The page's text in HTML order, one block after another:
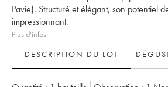
Pavie). Structuré et élégant, son potentiel
impressionnant.
Plus d'infos
DESCRIPTION DU LOT